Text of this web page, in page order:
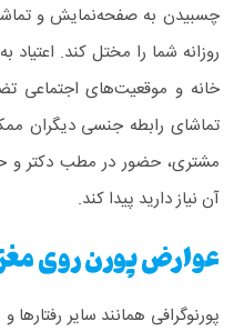
چسبیدن به صفحه‌نمایش و
روزانه شما را مختل کند.
خانه و موقعیت‌های اجتماعی
تماشای رابطه جنسی دیگران
مشتری، حضور در مطب دکتر و
آن نیاز دارید پیدا کند.
عوارض پورن روی
پورنوگرافی همانند سایر رفتارها